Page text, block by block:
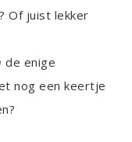
Of juist lekker
de enige
nog een keertje